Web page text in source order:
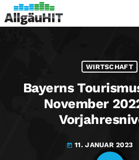
WIRTSCHAFT
Bayerns
November
today 11. JANUAR 2023